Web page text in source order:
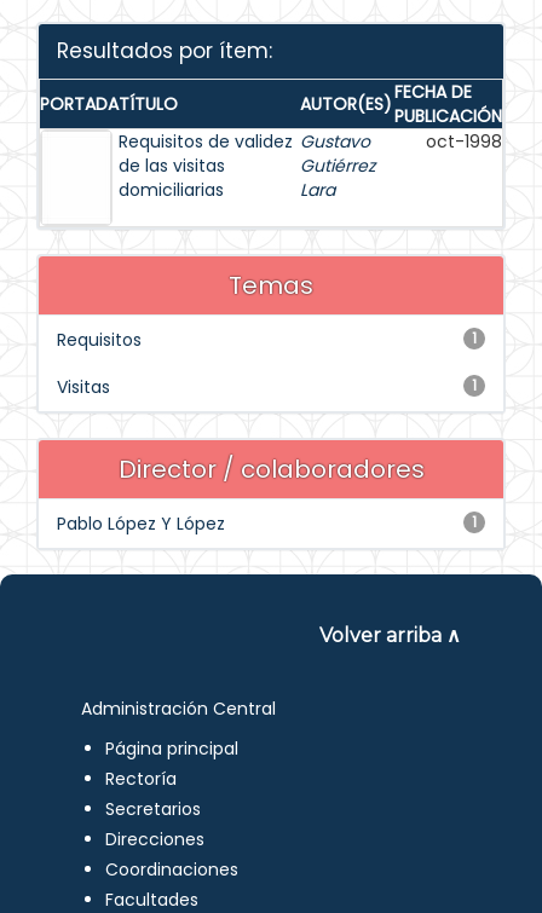
Resultados por ítem:
PORTADATÍTULO AUTOR(ES)FECHA DE
PUBLICACIÓN
Requisitos de validez
de las visitas
domiciliarias
Gustavo
Gutiérrez
Lara
oct-1998
Temas
1
Requisitos
1
Visitas
Director / colaboradores
1
Pablo López Y López
Volver arriba ∧
Administración Central
Página principal
Rectoría
Secretarios
Direcciones
Coordinaciones
Facultades